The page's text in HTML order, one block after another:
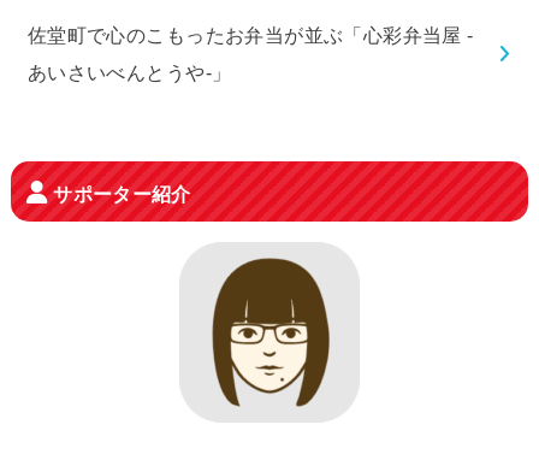
佐堂町で心のこもったお弁当が並ぶ「心彩弁当屋 -
あいさいべんとうや-」
サポーター紹介